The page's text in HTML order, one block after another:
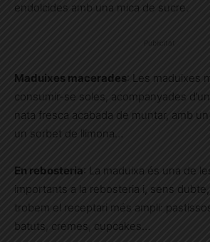
endolcides amb una mica de sucre.
Publicitat
Maduixes macerades: Les maduixes
consumir-se soles, acompanyades
nata fresca acabada de muntar, amb
un sorbet de llimona…
En rebosteria: La maduixa és una de
importants a la rebosteria i, sens
trobem el receptari més ampli:
batuts, cremes, cupcakes…